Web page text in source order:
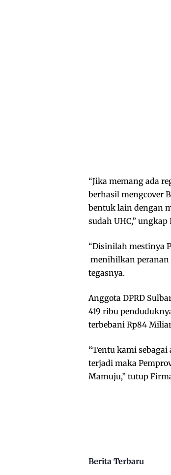
“Jika memang ada
berhasil mengcover
bentuk lain dengan
sudah UHC,”
“Disinilah mestinya
menihilkan peranan
tegasnya.
Anggota DPRD
419 ribu
terbebani Rp84
“Tentu kami
terjadi maka
Mamuju,” tutup
Berita Terbaru